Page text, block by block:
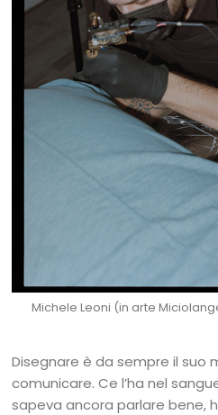
Michele Leoni (in arte
Disegnare è da sempre il suo
comunicare. Ce l’ha nel
sapeva ancora parlare bene,